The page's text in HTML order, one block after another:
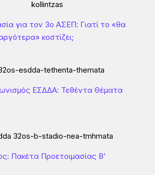
για τον 3ο ΑΣΕΠ: Γιατί το «θα
κοστίζει;
ΕΣΔΔΑ: Τεθέντα Θέματα
Πακέτα Προετοιμασίας Β’